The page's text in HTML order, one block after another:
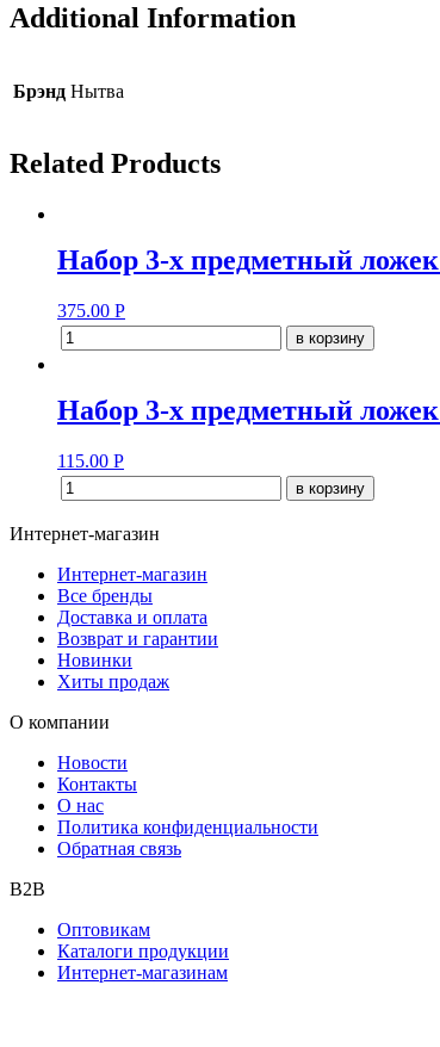
Additional Information
Брэнд Нытва
Related Products
Набор 3-х предметный
375.00 Р
в корзину
Набор 3-х предметный
115.00 Р
в корзину
Интернет-магазин
Интернет-магазин
Все бренды
Доставка и оплата
Возврат и гарантии
Новинки
Хиты продаж
О компании
Новости
Контакты
О нас
Политика конфиденциальности
Обратная связь
B2B
Оптовикам
Каталоги продукции
Интернет-магазинам